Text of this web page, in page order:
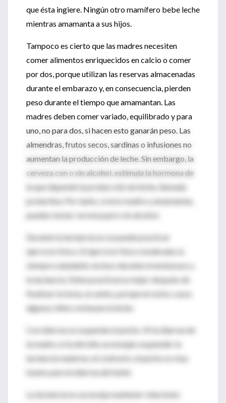
que ésta ingiere. Ningún otro mamífero bebe leche
mientras amamanta a sus hijos.
Tampoco es cierto que las madres necesiten
comer alimentos enriquecidos en calcio o comer
por dos, porque utilizan las reservas almacenadas
durante el embarazo y, en consecuencia, pierden
peso durante el tiempo que amamantan. Las
madres deben comer variado, equilibrado y para
uno, no para dos, si hacen esto ganarán peso. Las
almendras, frutos secos, sardinas o infusiones no
aumentan la producción de leche. Sin embargo, la
cerveza con o sin alcohol, estimula la hormona de
la que depende la producción de leche, llamada
prolactina. Por tanto, si eres madre y amamantas,
puedes tomar cerveza pero sin alcohol.
Durante la lactancia no se puede practicar
ejercicio físico. El ejercicio físico moderado es
siempre saludable, incluso durante el embarazo y
la lactancia. Debe practicarse mejor después de
finalizar la toma, no antes, porque en estos casos
algunos niños rechazan la leche.
Con diarrea se suspende el pecho. Ni la diarrea de
la madre, ni la del niño aconsejan suspender la
lactancia materna; al contrario, el pecho es muy
bueno para la diarrea del bebé.
La lactancia no aconseja mantener relaciones